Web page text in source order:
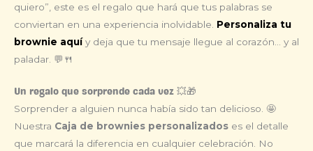
quiero”, este es el regalo que hará que tus palabras se
conviertan en una experiencia inolvidable. Personaliza tu
brownie aquíy deja que tu mensaje llegue al corazón… y al
paladar. 💬🍴
Un regalo que sorprende cada vez 💥🎁
Sorprender a alguien nunca había sido tan delicioso. 🤩
Nuestra Caja de brownies personalizados es el detalle
que marcará la diferencia en cualquier celebración. No